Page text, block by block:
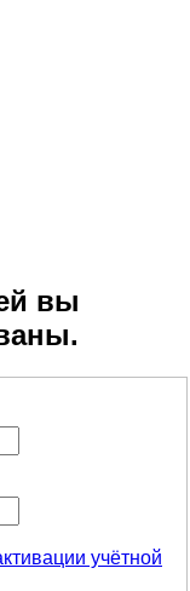
вы
учётной